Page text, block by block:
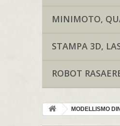
MINIMOTO,
STAMPA 3D,
ROBOT
MODELLISMO